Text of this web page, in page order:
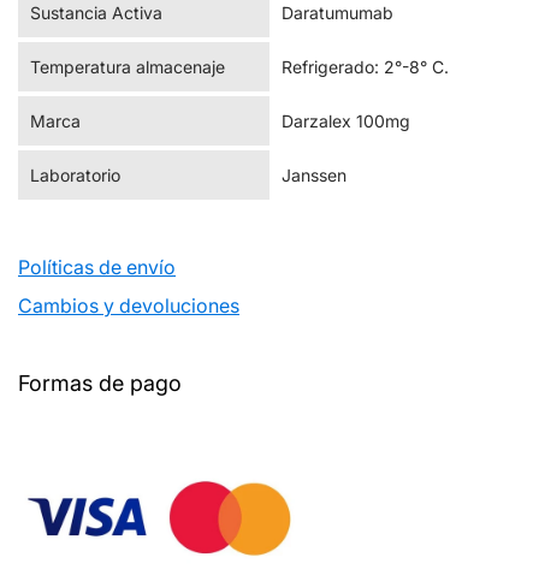
Sustancia Activa Daratumumab
Temperatura almacenaje Refrigerado: 2°-8° C.
Marca Darzalex 100mg
Laboratorio Janssen
Políticas de envío
Cambios y devoluciones
Formas de pago